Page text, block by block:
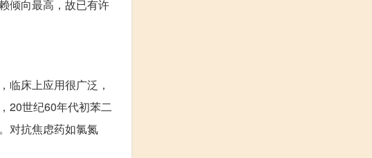
倾向最高，故已有许
临床上应用很广泛，
20世纪60年代初苯二
对抗焦虑药如氯氮